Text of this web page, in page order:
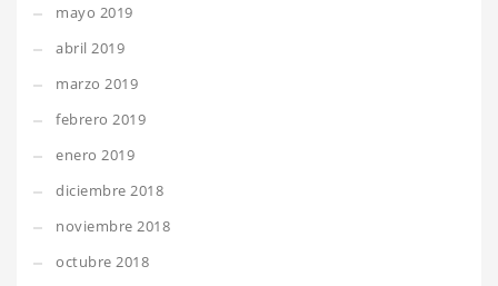
mayo 2019
abril 2019
marzo 2019
febrero 2019
enero 2019
diciembre 2018
noviembre 2018
octubre 2018